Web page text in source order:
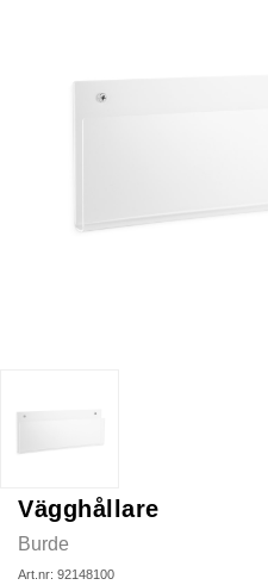
Vägghållare
Burde
Art.nr: 92148100